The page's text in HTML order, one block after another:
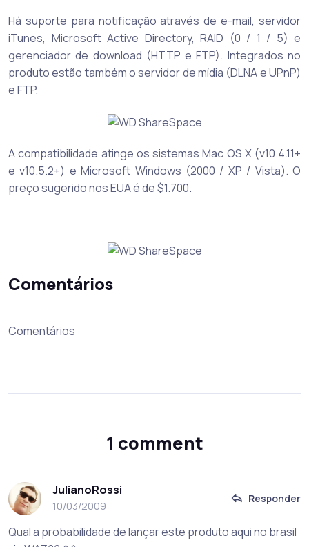
Há suporte para notificação através de e-mail, servidor
iTunes, Microsoft Active Directory, RAID (0 / 1 / 5) e
gerenciador de download (HTTP e FTP). Integrados no
produto estão também o servidor de mídia (DLNA e UPnP)
e FTP.
A compatibilidade atinge os sistemas Mac OS X (v10.4.11+
e v10.5.2+) e Microsoft Windows (2000 / XP / Vista). O
preço sugerido nos EUA é de $1.700.
Comentários
Comentários
1 comment
JulianoRossi
10/03/2009
Responder
Qual a probabilidade de lançar este produto aqui no brasil